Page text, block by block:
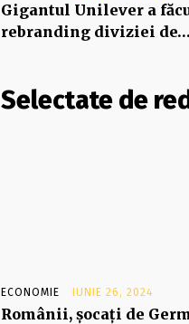
Gigantul Unilever a
rebranding diviziei de…
Selectate de
ECONOMIE IUNIE 26, 2024
Românii, șocați de